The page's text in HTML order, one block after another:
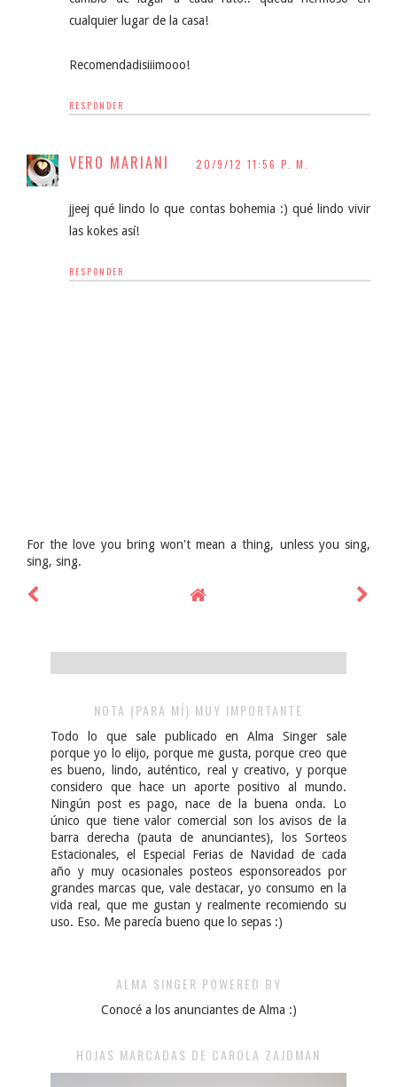
cualquier lugar de la casa!
Recomendadisiiimooo!
RESPONDER
VERO MARIANI 20/9/12 11:56 P. M.
jjeej qué lindo lo que contas bohemia :) qué lindo vivir
las kokes así!
RESPONDER
For the love you bring won't mean a thing, unless you sing,
sing, sing.
NOTA (PARA MÍ) MUY IMPORTANTE
Todo lo que sale publicado en Alma Singer sale
porque yo lo elijo, porque me gusta, porque creo que
es bueno, lindo, auténtico, real y creativo, y porque
considero que hace un aporte positivo al mundo.
Ningún post es pago, nace de la buena onda. Lo
único que tiene valor comercial son los avisos de la
barra derecha (pauta de anunciantes), los Sorteos
Estacionales, el Especial Ferias de Navidad de cada
año y muy ocasionales posteos esponsoreados por
grandes marcas que, vale destacar, yo consumo en la
vida real, que me gustan y realmente recomiendo su
uso. Eso. Me parecía bueno que lo sepas :)
ALMA SINGER POWERED BY
Conocé a los anunciantes de Alma :)
HOJAS MARCADAS DE CAROLA ZAJDMAN